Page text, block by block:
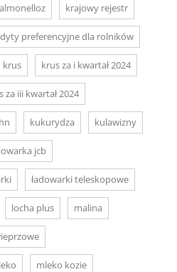
krajowy rejestr
preferencyjne dla rolników
krus krus za i kwartał 2024
za iii kwartał 2024
kukurydza kulawizny
jcb
ładowarki teleskopowe
locha plus malina
mleko kozie